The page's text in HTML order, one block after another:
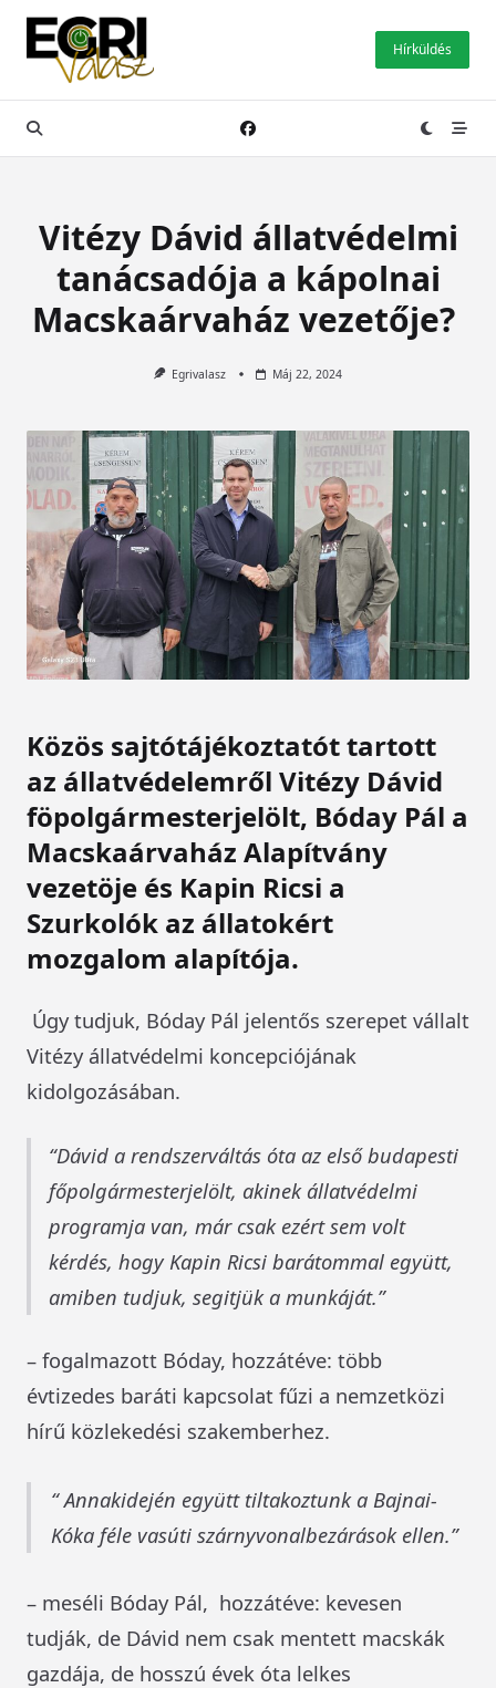
Skip
content
Hírküldés
Vitézy Dávid állatvédelmi
tanácsadója a kápolnai
Macskaárvaház vezetője?
Egrivalasz Máj 22, 2024
Közös sajtótájékoztatót tartott
az állatvédelemről Vitézy Dávid
föpolgármesterjelölt, Bóday Pál a
Macskaárvaház Alapítvány
vezetöje és Kapin Ricsi a
Szurkolók az állatokért
mozgalom alapítója.
Úgy tudjuk, Bóday Pál jelentős szerepet vállalt
Vitézy állatvédelmi koncepciójának
kidolgozásában.
Dávid a rendszerváltás óta az első budapesti
főpolgármesterjelölt, akinek állatvédelmi
programja van, már csak ezért sem volt
kérdés, hogy Kapin Ricsi barátommal együtt,
amiben tudjuk, segitjük a munkáját.
– fogalmazott Bóday, hozzátéve: több
évtizedes baráti kapcsolat fűzi a nemzetközi
hírű közlekedési szakemberhez.
Annakidején együtt tiltakoztunk a Bajnai-
Kóka féle vasúti szárnyvonalbezárások ellen.
– meséli Bóday Pál, hozzátéve: kevesen
tudják, de Dávid nem csak mentett macskák
gazdája, de hosszú évek óta lelkes